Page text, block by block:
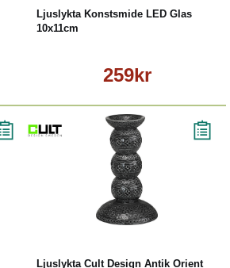
Ljuslykta Konstsmide LED Glas
10x11cm
259kr
Ljuslykta Cult Design Antik Orient